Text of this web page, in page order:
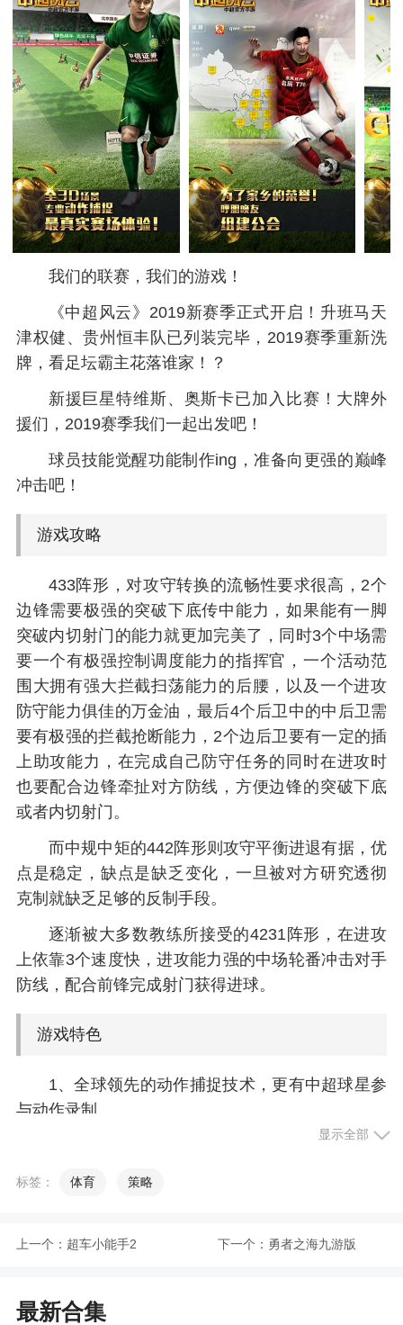
我们的联赛，我们的游戏！
《中超风云》2019新赛季正式开启！升班马天
津权健、贵州恒丰队已列装完毕，2019赛季重新洗
牌，看足坛霸主花落谁家！？
新援巨星特维斯、奥斯卡已加入比赛！大牌外
援们，2019赛季我们一起出发吧！
球员技能觉醒功能制作ing，准备向更强的巅峰
冲击吧！
游戏攻略
433阵形，对攻守转换的流畅性要求很高，2个
边锋需要极强的突破下底传中能力，如果能有一脚
突破内切射门的能力就更加完美了，同时3个中场需
要一个有极强控制调度能力的指挥官，一个活动范
围大拥有强大拦截扫荡能力的后腰，以及一个进攻
防守能力俱佳的万金油，最后4个后卫中的中后卫需
要有极强的拦截抢断能力，2个边后卫要有一定的插
上助攻能力，在完成自己防守任务的同时在进攻时
也要配合边锋牵扯对方防线，方便边锋的突破下底
或者内切射门。
而中规中矩的442阵形则攻守平衡进退有据，优
点是稳定，缺点是缺乏变化，一旦被对方研究透彻
克制就缺乏足够的反制手段。
逐渐被大多数教练所接受的4231阵形，在进攻
上依靠3个速度快，进攻能力强的中场轮番冲击对手
防线，配合前锋完成射门获得进球。
游戏特色
1、全球领先的动作捕捉技术，更有中超球星参
与动作录制
2、独创青训营系统，发掘家乡足球人才
3、中超授权3D手游，改变中超新格局
带您驰骋17赛季
显示全部
标签： 体育 策略
上一个： 超车小能手2 下一个： 勇者之海九游版
最新合集